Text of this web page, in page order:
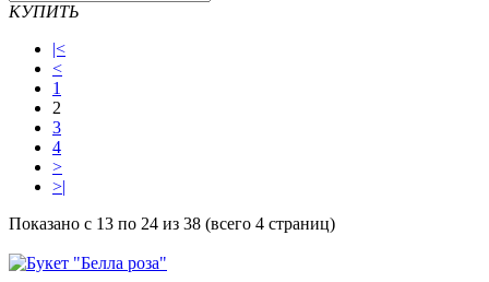
КУПИТЬ
|<
<
1
2
3
4
>
>|
Показано с 13 по 24 из 38 (всего 4 страниц)